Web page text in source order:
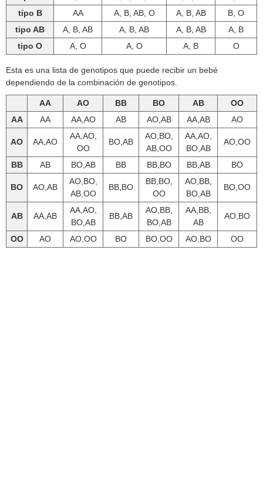
tipo B
AA A, B, AB, O A, B, AB
B, O
tipo AB
A, B, AB A, B, AB A, B, AB
A, B
tipo O
A, O A, O A, B O
Esta es una lista de genotipos que puede recibir un bebé
dependiendo de la combinación de genotipos.
AA AO BB BO AB
OO
AA
AA AA,AO AB AO,AB AA,AB AO
AO AA,AO
AA,AO,
OO
BO,AB
AO,BO,
AB,OO
AA,AO,
BO,AB
AO,OO
BB AB BO,AB BB BB,BO BB,AB BO
BO AO,AB
AO,BO,
AB,OO
BB,BO
BB,BO,
OO
AO,BB,
BO,AB
BO,OO
AB AA,AB
AA,AO,
BO,AB
BB,AB
AO,BB,
BO,AB
AA,BB,
AB
AO,BO
OO AO AO,OO BO BO,OO AO,BO OO